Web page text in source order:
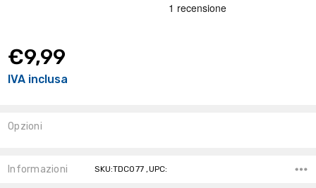
€9,99
IVA inclusa
Opzioni
Attuale:
Informazioni SKU:TDC077 ,UPC: